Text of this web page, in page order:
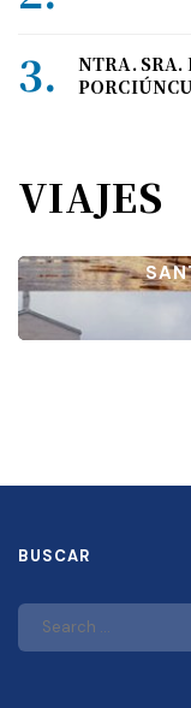
NTRA. SRA.
VIAJES
BUSCAR